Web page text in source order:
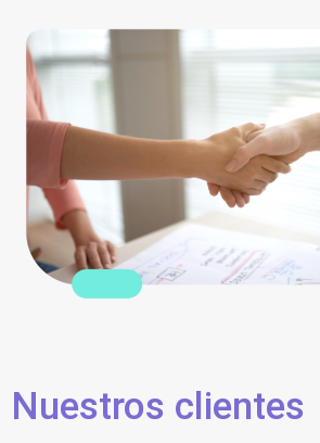
Nuestros clientes